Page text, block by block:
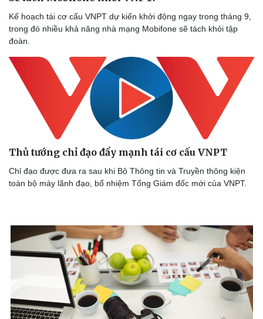
Thông tin doanh nghiệp
Doanh nghiệp 24h
Doanh nhân
Sành điệu
Tin Công nghệ
Kế hoạch tái cơ cấu VNPT dự kiến khởi động ngay trong tháng 9,
trong đó nhiều khả năng nhà mạng Mobifone sẽ tách khỏi tập
đoàn.
Thủ tướng chỉ đạo đẩy mạnh tái cơ cấu VNPT
Chỉ đạo được đưa ra sau khi Bộ Thông tin và Truyền thông kiện
toàn bộ máy lãnh đạo, bổ nhiệm Tổng Giám đốc mới của VNPT.